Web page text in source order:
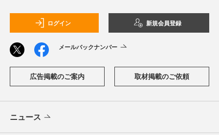
ログイン 新規会員登録
メールバックナンバー
広告掲載のご案内 取材掲載のご依頼
ニュース